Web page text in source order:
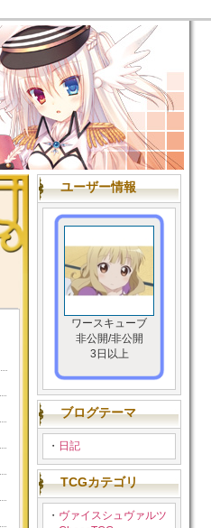
ユーザー情報
ワースキューブ
非公開/非公開
3日以上
ブログテーマ
・ 日記
TCGカテゴリ
・ ヴァイスシュヴァルツ